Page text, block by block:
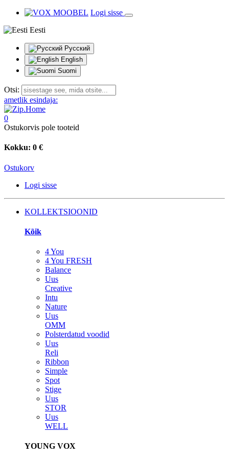
Logi sisse
Eesti
Русский
English
Suomi
Otsi:
ametlik esindaja:
0
Ostukorvis pole tooteid
Kokku: 0 €
Ostukorv
Logi sisse
KOLLEKTSIOONID
Kõik
4 You
4 You FRESH
Balance
Uus
Creative
Intu
Nature
Uus
OMM
Polsterdatud voodid
Uus
Reli
Ribbon
Simple
Spot
Stige
Uus
STOR
Uus
WELL
YOUNG VOX